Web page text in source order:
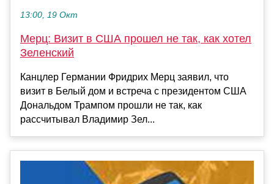
13:00, 19 Окт
Мерц: Визит в США прошел не так, как хотел
Зеленский
Канцлер Германии Фридрих Мерц заявил, что
визит в Белый дом и встреча с президентом США
Дональдом Трампом прошли не так, как
рассчитывал Владимир Зел...